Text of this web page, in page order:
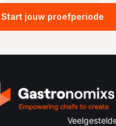
Start jouw proefperiode